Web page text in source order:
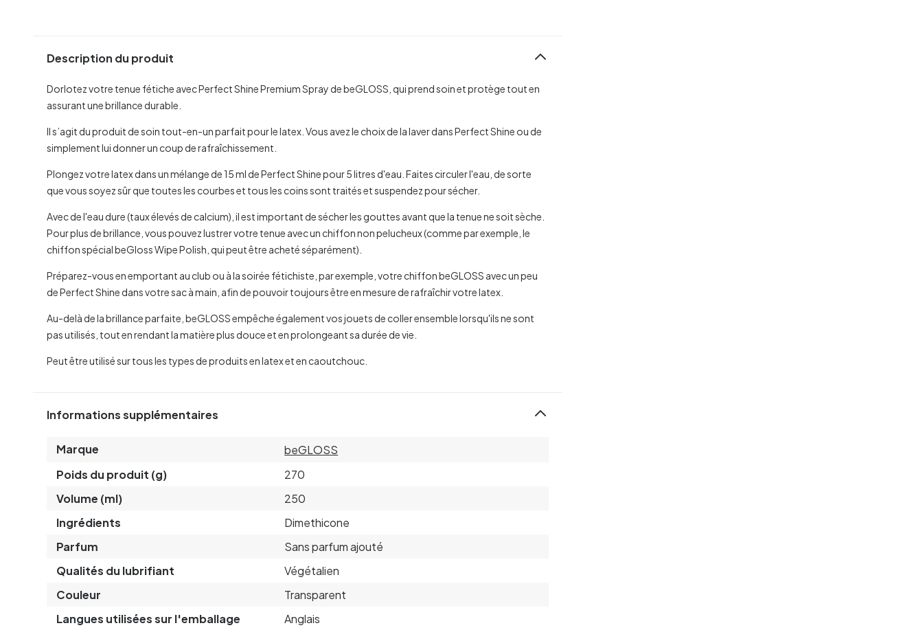
Description du produit
Dorlotez votre tenue fétiche avec Perfect Shine Premium Spray de beGLOSS, qui prend soin et protège tout en
assurant une brillance durable.
Il s’agit du produit de soin tout-en-un parfait pour le latex. Vous avez le choix de la laver dans Perfect Shine ou de
simplement lui donner un coup de rafraîchissement.
Plongez votre latex dans un mélange de 15 ml de Perfect Shine pour 5 litres d'eau. Faites circuler l'eau, de sorte
que vous soyez sûr que toutes les courbes et tous les coins sont traités et suspendez pour sécher.
Avec de l'eau dure (taux élevés de calcium), il est important de sécher les gouttes avant que la tenue ne soit sèche.
Pour plus de brillance, vous pouvez lustrer votre tenue avec un chiffon non pelucheux (comme par exemple, le
chiffon spécial beGloss Wipe Polish, qui peut être acheté séparément).
Préparez-vous en emportant au club ou à la soirée fétichiste, par exemple, votre chiffon beGLOSS avec un peu
de Perfect Shine dans votre sac à main, afin de pouvoir toujours être en mesure de rafraîchir votre latex.
Au-delà de la brillance parfaite, beGLOSS empêche également vos jouets de coller ensemble lorsqu'ils ne sont
pas utilisés, tout en rendant la matière plus douce et en prolongeant sa durée de vie.
Peut être utilisé sur tous les types de produits en latex et en caoutchouc.
Informations supplémentaires
Marque
beGLOSS
Poids du produit (g)
270
Volume (ml)
250
Ingrédients
Dimethicone
Parfum
Sans parfum ajouté
Qualités du lubrifiant
Végétalien
Couleur
Transparent
Langues utilisées sur l'emballage
Anglais